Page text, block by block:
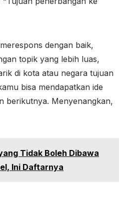
dengan baik,
topik yang lebih luas,
di kota atau negara tujuan
bisa mendapatkan ide
berikutnya. Menyenangkan,
Tidak Boleh Dibawa
Ini Daftarnya